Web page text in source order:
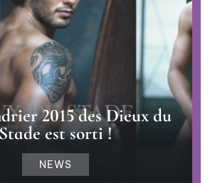
2015 des Dieux du
est sorti !
NEWS